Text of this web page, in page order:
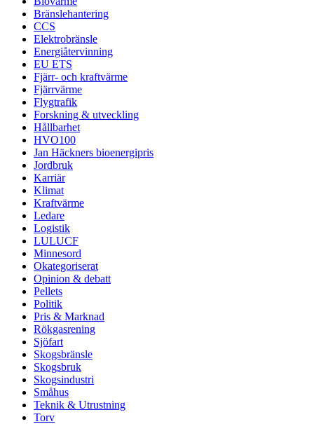
Bränslehantering
CCS
Elektrobränsle
Energiåtervinning
EU ETS
Fjärr- och kraftvärme
Fjärrvärme
Flygtrafik
Forskning & utveckling
Hållbarhet
HVO100
Jan Häckners bioenergipris
Jordbruk
Karriär
Klimat
Kraftvärme
Ledare
Logistik
LULUCF
Minnesord
Okategoriserat
Opinion & debatt
Pellets
Politik
Pris & Marknad
Rökgasrening
Sjöfart
Skogsbränsle
Skogsbruk
Skogsindustri
Småhus
Teknik & Utrustning
Torv